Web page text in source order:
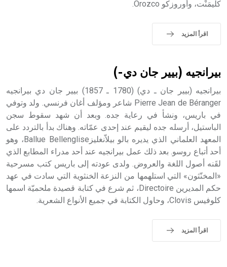
sign تكتب منفصلة غير متصلة، وتعتمد المبدأ الأكوروفوني،
كليمَنْت، وأوروزكو Orozco.
اقرأ المزيد
بيرانجيه (بيير جان دي-)
بيرانجيه (بيير جان ـ دي) (1780 ـ 1857) بيير جان دي بيرانجيه
Pierre Jean de Béranger شاعر ومؤلف أغان فرنسي. ولد وتوفي
في باريس، ونشأ في رعاية جده. وبعد أن شهد سقوط سجن
الباستيل، أرسله جده ليقيم عند إحدى عمّاته. وهناك بدأ بالتردد على
المعهد العلماني الذي يديره بالو بيلاّنغليزBallue Bellenglise، وهو
أحد أتباع روسو. بعد ذلك عمل بيرانجيه عند أحد مدراء المطابع الذي
لقَنه أصول اللغة والعروض. ولدى عودته إلى باريس كتب مسرحية
«المخنّثون» التي استلهمها من النزعة الخنثوية التي سادت في عهد
حكم المديرين Directoire، ثم شرع في كتابة قصيدة ملحميّة اسمها
كلوفيس Clovis، وحاول الكتابة في جميع الأنواع الشعرية.
اقرأ المزيد